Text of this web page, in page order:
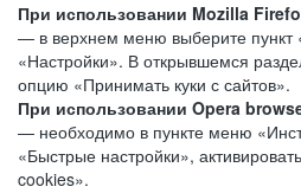
При использовании Mozilla
— в верхнем меню выберите
«Настройки». В открывшемся
опцию «Принимать куки с сайтов».
При использовании Opera
— необходимо в пункте меню
«Быстрые настройки»,
cookies».